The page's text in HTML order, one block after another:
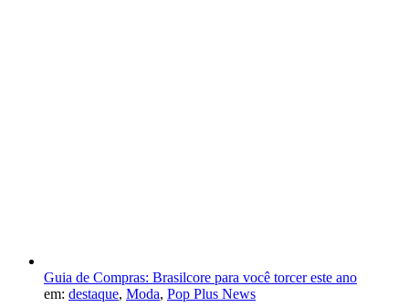
Guia de Compras: Brasilcore para você torcer este ano
em: destaque, Moda, Pop Plus News